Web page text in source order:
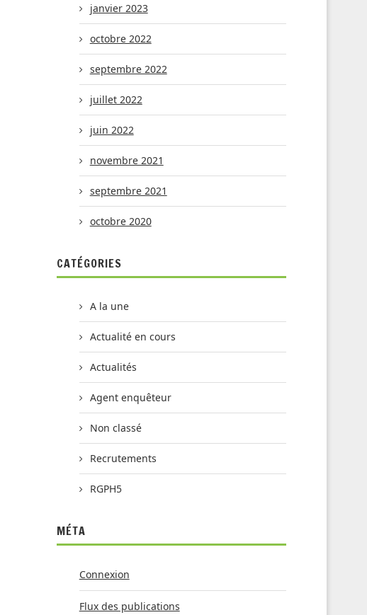
janvier 2023
octobre 2022
septembre 2022
juillet 2022
juin 2022
novembre 2021
septembre 2021
octobre 2020
CATÉGORIES
A la une
Actualité en cours
Actualités
Agent enquêteur
Non classé
Recrutements
RGPH5
MÉTA
Connexion
Flux des publications